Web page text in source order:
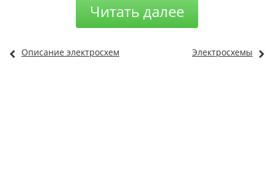
Читать далее
Описание электросхем Электросхемы